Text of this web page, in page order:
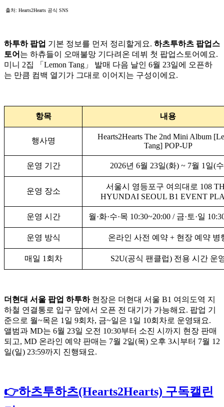
출처: Hearts2Hearts 공식 SNS
하투하 팝업 기본 정보를 먼저 정리할게요. 하츠투하츠 팝업스
토어 는 하츄들이 오매불망 기다려온 데뷔 첫 팝업스토어예요.
미니 2집 「Lemon Tang」 발매 다음 날인 6월 23일에 오픈하
는 만큼 컴백 열기가 그대로 이어지는 구성이에요.
항목 내용
행사명
Hearts2Hearts The 2nd Mini Album
Tang] POP-UP
운영 기간 2026년 6월 23일(화) ~ 7월 1일(
운영 장소
서울시 영등포구 여의대로 108
HYUNDAI SEOUL B1 EVENT
운영 시간 월·화·수·목 10:30~20:00 / 금·토·일
운영 방식 온라인 사전 예약 + 현장 예약 병
매일 1회차 S2U(공식 팬클럽) 전용 시간 운
더현대 서울 팝업 하투하현장은 더현대 서울 B1 여의도역 지
하철 연결통로 입구 앞에서 오픈 전 대기가 가능해요. 팝업 기
준으로 월~목은 1일 9회차, 금~일은 1일 10회차로 운영돼요.
앨범과 MD는 6월 23일 오전 10:30부터 소진 시까지 현장 판매
되고, MD 온라인 예약 판매는 7월 2일(목) 오후 3시부터 7월 12
일(일) 23:59까지 진행돼요.
👉하츠투하츠(Hearts2Hearts) 구독캘린